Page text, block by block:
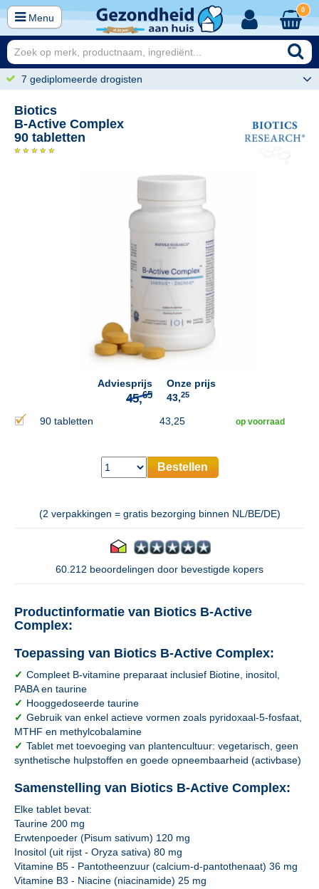
Menu
0
7 gediplomeerde drogisten
Biotics
B-Active Complex
90 tabletten
Adviesprijs
45, 65
Onze prijs
43,25
90 tabletten 43,25 op voorraad
Bestellen
(2 verpakkingen = gratis bezorging binnen NL/BE/DE)
60.212 beoordelingen door bevestigde kopers
Productinformatie van Biotics B-Active
Complex:
Toepassing van Biotics B-Active Complex:
✓ Compleet B-vitamine preparaat inclusief Biotine, inositol,
PABA en taurine
✓ Hooggedoseerde taurine
✓ Gebruik van enkel actieve vormen zoals pyridoxaal-5-fosfaat,
MTHF en methylcobalamine
✓ Tablet met toevoeging van plantencultuur: vegetarisch, geen
synthetische hulpstoffen en goede opneembaarheid (activbase)
Samenstelling van Biotics B-Active Complex:
Elke tablet bevat:
Taurine 200 mg
Erwtenpoeder (Pisum sativum) 120 mg
Inositol (uit rijst - Oryza sativa) 80 mg
Vitamine B5 - Pantotheenzuur (calcium-d-pantothenaat) 36 mg
Vitamine B3 - Niacine (niacinamide) 25 mg